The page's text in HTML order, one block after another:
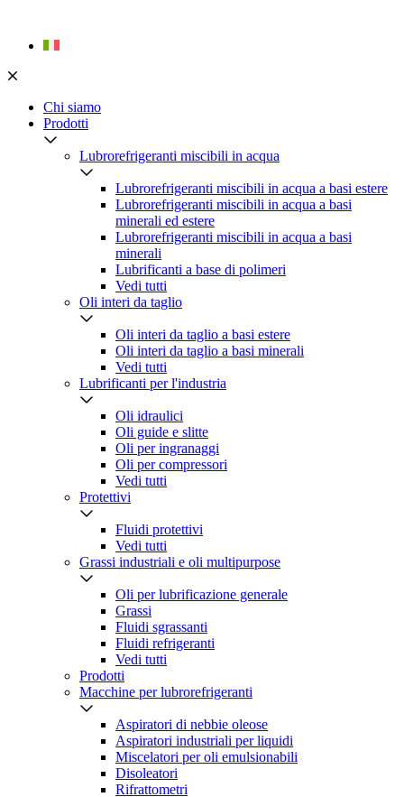
content
Chi siamo
Prodotti
Lubrorefrigeranti miscibili in acqua
Lubrorefrigeranti miscibili in acqua a basi estere
Lubrorefrigeranti miscibili in acqua a basi
minerali ed estere
Lubrorefrigeranti miscibili in acqua a basi
minerali
Lubrificanti a base di polimeri
Vedi tutti
Oli interi da taglio
Oli interi da taglio a basi estere
Oli interi da taglio a basi minerali
Vedi tutti
Lubrificanti per l'industria
Oli idraulici
Oli guide e slitte
Oli per ingranaggi
Oli per compressori
Vedi tutti
Protettivi
Fluidi protettivi
Vedi tutti
Grassi industriali e oli multipurpose
Oli per lubrificazione generale
Grassi
Fluidi sgrassanti
Fluidi refrigeranti
Vedi tutti
Prodotti
Macchine per lubrorefrigeranti
Aspiratori di nebbie oleose
Aspiratori industriali per liquidi
Miscelatori per oli emulsionabili
Disoleatori
Rifrattometri